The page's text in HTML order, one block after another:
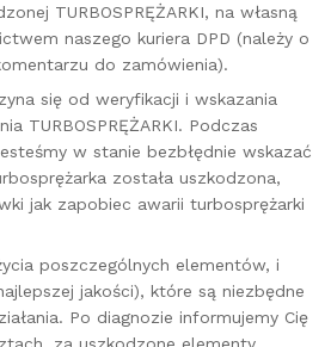
TURBOSPRĘŻARKI, na własną
naszego kuriera DPD (należy o
do zamówienia).
się od weryfikacji i wskazania
TURBOSPRĘŻARKI. Podczas
w stanie bezbłędnie wskazać
została uszkodzona,
jak zapobiec awarii turbosprężarki
poszczególnych elementów, i
jakości), które są niezbędne
Po diagnozie informujemy Cię
za uszkodzone elementy.